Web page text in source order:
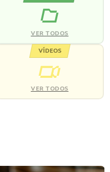
VER TODOS
VÍDEOS
VER TODOS